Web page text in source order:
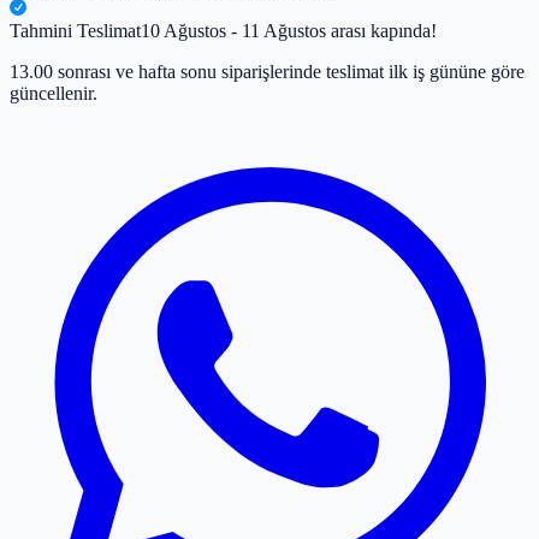
Tahmini Teslimat10 Ağustos - 11 Ağustos arası kapında!
13.00 sonrası ve hafta sonu siparişlerinde teslimat ilk iş gününe göre
güncellenir.